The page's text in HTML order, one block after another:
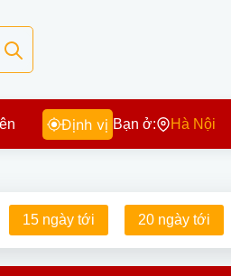
Định vị Bạn ở: Hà Nội
15 ngày tới 20 ngày tới